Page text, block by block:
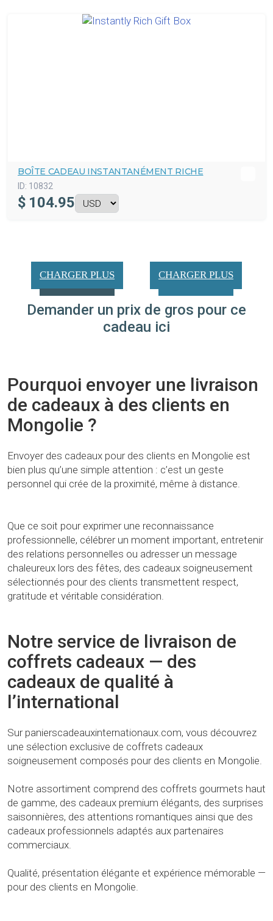
BOÎTE CADEAU INSTANTANÉMENT RICHE
ID: 10832
$ 104.95
CHARGER PLUS CHARGER PLUS
Demander un prix de gros pour ce
cadeau ici
Pourquoi envoyer une livraison
de cadeaux à des clients en
Mongolie ?
Envoyer des cadeaux pour des clients en Mongolie est
bien plus qu’une simple attention : c’est un geste
personnel qui crée de la proximité, même à distance.
Que ce soit pour exprimer une reconnaissance
professionnelle, célébrer un moment important, entretenir
des relations personnelles ou adresser un message
chaleureux lors des fêtes, des cadeaux soigneusement
sélectionnés pour des clients transmettent respect,
gratitude et véritable considération.
Notre service de livraison de
coffrets cadeaux — des
cadeaux de qualité à
l’international
Sur panierscadeauxinternationaux.com, vous découvrez
une sélection exclusive de coffrets cadeaux
soigneusement composés pour des clients en Mongolie.
Notre assortiment comprend des coffrets gourmets haut
de gamme, des cadeaux premium élégants, des surprises
saisonnières, des attentions romantiques ainsi que des
cadeaux professionnels adaptés aux partenaires
commerciaux.
Qualité, présentation élégante et expérience mémorable —
pour des clients en Mongolie.